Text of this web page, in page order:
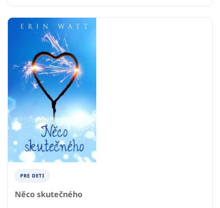
PRE DETI
Něco skutečného